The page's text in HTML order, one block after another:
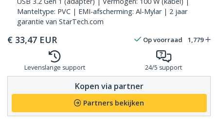
Manteltype: PVC | EMI-afscherming: Al-Mylar | 2 jaar
garantie van StarTech.com
€ 33,47 EUR Op voorraad 1,779
Levenslange support 24/5 support
Kopen via partner
Partners bekijken